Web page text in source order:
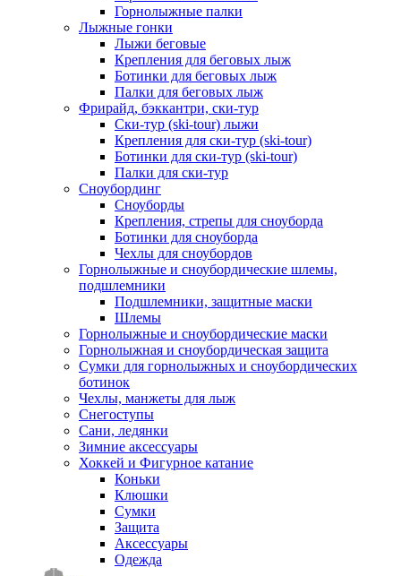
Горнолыжные палки
Лыжные гонки
Лыжи беговые
Крепления для беговых лыж
Ботинки для беговых лыж
Палки для беговых лыж
Фрирайд, бэккантри, ски-тур
Ски-тур (ski-tour) лыжи
Крепления для ски-тур (ski-tour)
Ботинки для ски-тур (ski-tour)
Палки для ски-тур
Сноубординг
Сноуборды
Крепления, стрепы для сноуборда
Ботинки для сноуборда
Чехлы для сноубордов
Горнолыжные и сноубордические шлемы,
подшлемники
Подшлемники, защитные маски
Шлемы
Горнолыжные и сноубордические маски
Горнолыжная и сноубордическая защита
Сумки для горнолыжных и сноубордических
ботинок
Чехлы, манжеты для лыж
Снегоступы
Сани, ледянки
Зимние аксессуары
Хоккей и Фигурное катание
Коньки
Клюшки
Сумки
Защита
Аксессуары
Одежда